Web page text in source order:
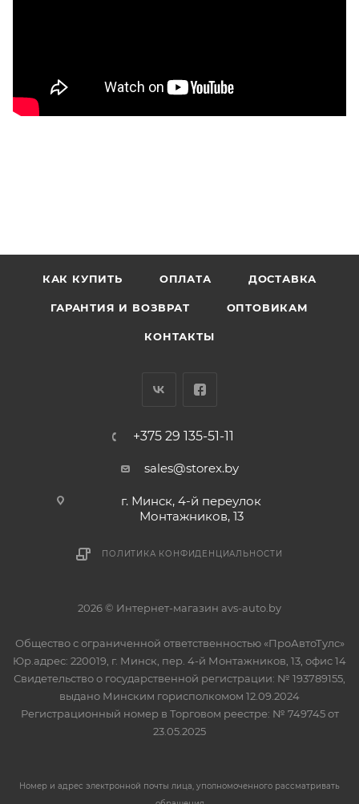
КАК КУПИТЬ ОПЛАТА ДОСТАВКА
ГАРАНТИЯ И ВОЗВРАТ ОПТОВИКАМ
КОНТАКТЫ
+375 29 135-51-11
sales@storex.by
г. Минск, 4-й переулок
Монтажников, 13
ПОЛИТИКА КОНФИДЕНЦИАЛЬНОСТИ
2026 © Интернет-магазин avs-auto.by
Общество с ограниченной ответственностью «ПроАвтоТулс»
Юр.адрес: 220019, г. Минск, пер. 4-й Монтажников, 13, офис 14
Свидетельство о государственной регистрации: № 193789155,
выдано Минским горисполкомом 12.09.2024
Регистрационный номер в Торговом реестре: № 749745 от
23.05.2025
Номер и адрес электронной почты лица, уполномоченного рассматривать